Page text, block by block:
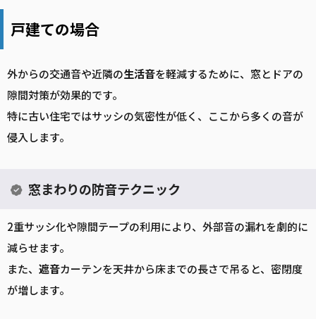
戸建ての場合
外からの交通音や近隣の生活音を軽減するために、窓とドアの
隙間対策が効果的です。
特に古い住宅ではサッシの気密性が低く、ここから多くの音が
侵入します。
窓まわりの防音テクニック
2重サッシ化や隙間テープの利用により、外部音の漏れを劇的に
減らせます。
また、 遮音カーテンを天井から床までの長さで吊ると、密閉度
が増します。